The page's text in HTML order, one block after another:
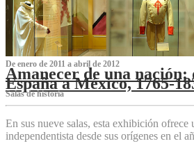
De enero de 2011 a abril de 2012
Amanecer de una nación:
España a México, 1765-
Salas de historia
En sus nueve salas, esta exhibición
independentista desde sus orígenes en el